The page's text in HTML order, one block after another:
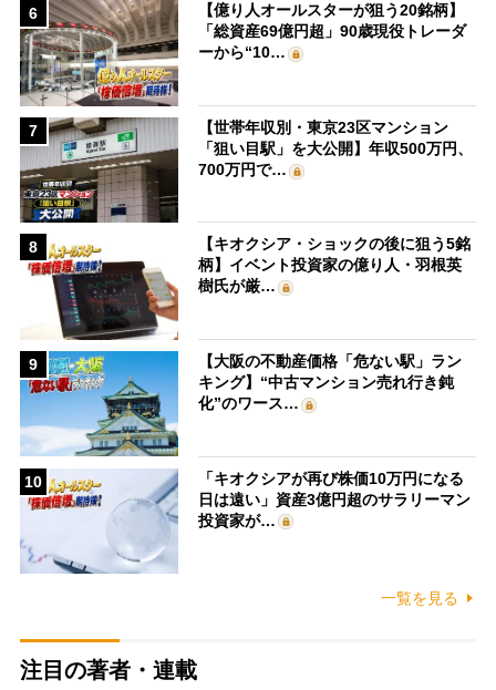
6
【億り人オールスターが狙う20銘柄】
「総資産69億円超」90歳現役トレーダ
ーから“10…
7
【世帯年収別・東京23区マンション
「狙い目駅」を大公開】年収500万円、
700万円で…
8
【キオクシア・ショックの後に狙う5銘
柄】イベント投資家の億り人・羽根英
樹氏が厳…
9
【大阪の不動産価格「危ない駅」ラン
キング】“中古マンション売れ行き鈍
化”のワース…
10
「キオクシアが再び株価10万円になる
日は遠い」資産3億円超のサラリーマン
投資家が…
一覧を見る
注目の著者・連載